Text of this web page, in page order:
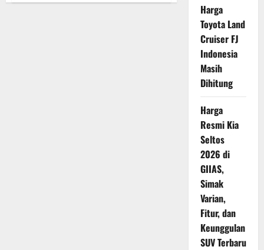
MX
Harga
Toyota Land
Cruiser FJ
Indonesia
Masih
Dihitung
Harga
Resmi Kia
Seltos
2026 di
GIIAS,
Simak
Varian,
Fitur, dan
Keunggulan
SUV Terbaru